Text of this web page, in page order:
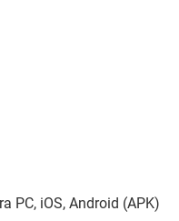
PC, iOS, Android (APK)